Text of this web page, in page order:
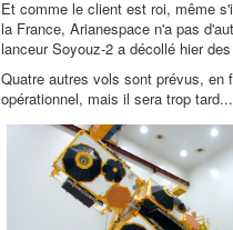
Et comme le client est roi, même
la France, Arianespace n'a pas
lanceur Soyouz-2 a décollé hier
Quatre autres vols sont prévus, en
opérationnel, mais il sera trop tard...